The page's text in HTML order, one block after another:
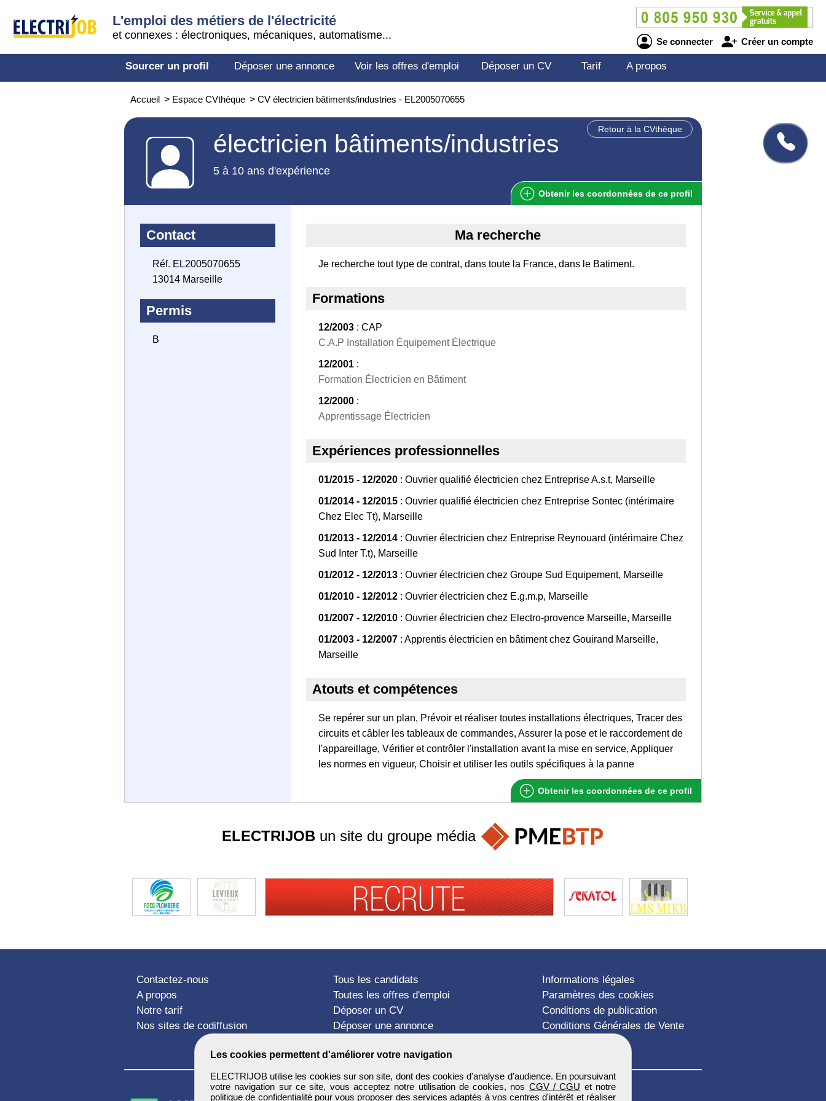
L'emploi des métiers de l'électricité
et connexes : électroniques, mécaniques, automatisme...
Se connecter Créer un compte
Sourcer un profil Déposer une annonce Voir les offres d'emploi Déposer un CV Tarif A propos
Accueil > Espace CVthèque > CV électricien bâtiments/industries - EL2005070655
Retour à la CVthèque
électricien bâtiments/industries
5 à 10 ans d'expérience
Obtenir les coordonnées de ce profil
Contact
Réf. EL2005070655
13014 Marseille
Permis
B
Ma recherche
Je recherche tout type de contrat, dans toute la France, dans le Batiment.
Formations
12/2003 : CAP
C.A.P Installation Équipement Électrique
12/2001 :
Formation Électricien en Bâtiment
12/2000 :
Apprentissage Électricien
Expériences professionnelles
01/2015 - 12/2020 : Ouvrier qualifié électricien chez Entreprise A.s.t, Marseille
01/2014 - 12/2015 : Ouvrier qualifié électricien chez Entreprise Sontec (intérimaire
Chez Elec Tt), Marseille
01/2013 - 12/2014 : Ouvrier électricien chez Entreprise Reynouard (intérimaire Chez
Sud Inter T.t), Marseille
01/2012 - 12/2013 : Ouvrier électricien chez Groupe Sud Equipement, Marseille
01/2010 - 12/2012 : Ouvrier électricien chez E.g.m.p, Marseille
01/2007 - 12/2010 : Ouvrier électricien chez Electro-provence Marseille, Marseille
01/2003 - 12/2007 : Apprentis électricien en bâtiment chez Gouirand Marseille,
Marseille
Atouts et compétences
Se repérer sur un plan, Prévoir et réaliser toutes installations électriques, Tracer des
circuits et câbler les tableaux de commandes, Assurer la pose et le raccordement de
l'appareillage, Vérifier et contrôler l'installation avant la mise en service, Appliquer
les normes en vigueur, Choisir et utiliser les outils spécifiques à la panne
Obtenir les coordonnées de ce profil
Les cookies permettent d'améliorer votre navigation
ELECTRIJOB utilise les cookies sur son site, dont des cookies d'analyse d'audience. En poursuivant
votre navigation sur ce site, vous acceptez notre utilisation de cookies, nos CGV / CGU et notre
politique de confidentialitépour vous proposer des services adaptés à vos centres d'intérêt et réaliser
ELECTRIJOBun site du groupe média
Contactez-nous
A propos
Notre tarif
Nos sites de codiffusion
Tous les candidats
Toutes les offres d'emploi
Déposer un CV
Déposer une annonce
Informations légales
Paramètres des cookies
Conditions de publication
Conditions Générales de Vente